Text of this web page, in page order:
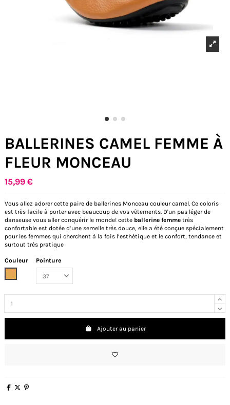
BALLERINES CAMEL FEMME À
FLEUR MONCEAU
15,99 €
Vous allez adorer cette paire de ballerines Monceau couleur camel. Ce coloris
est très facile à porter avec beaucoup de vos vêtements. D'un pas léger de
danseuse vous aller conquérir le monde! cette ballerine femme très
confortable est dotée d’une semelle très douce, elle a été conçue spécialement
pour les femmes qui cherchent à la fois l’esthétique et le confort, tendance et
surtout très pratique
Couleur
Pointure
Ajouter au panier